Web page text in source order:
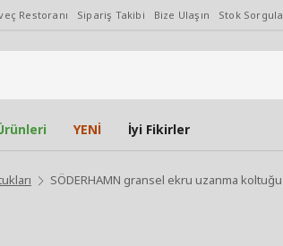
Restoranı Sipariş Takibi Bize Ulaşın Stok Sorgula
YENİ İyi Fikirler
SÖDERHAMN gransel ekru uzanma koltuğu